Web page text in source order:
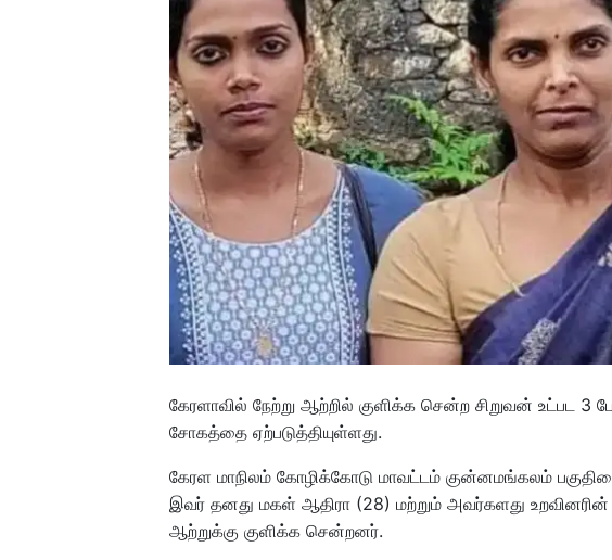
கேரளாவில் நேற்று ஆற்றில் குளிக்க சென்ற சிறுவன் உட்பட 3
சோகத்தை ஏற்படுத்தியுள்ளது.
கேரள மாநிலம் கோழிக்கோடு மாவட்டம் குன்னமங்கலம்
இவர் தனது மகள் ஆதிரா (28) மற்றும் அவர்களது
ஆற்றுக்கு குளிக்க சென்றனர்.